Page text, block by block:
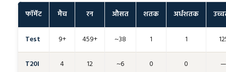
फॉर्मेट मैच रन औसत शतक अर्धशतक
Test 9+ 459+ ~38 1 1
T20I 4 12 ~6 0 0 —